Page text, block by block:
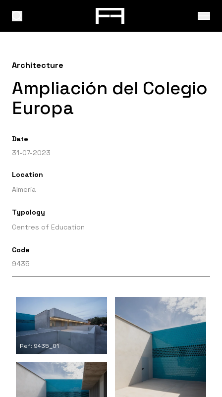
Architecture
Ampliación del Colegio
Europa
Date
31-07-2023
Location
Almería
Typology
Centres of Education
Code
9435
Ref: 9435_01